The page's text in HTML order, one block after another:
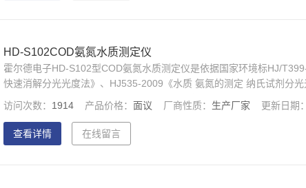
HD-S102COD氨氮水质测定仪
霍尔德电子HD-S102型COD氨氮水质测定仪是依据国家环境标HJ/
快速消解分光光度法》、HJ535-2009《水质 氨氮的测定 纳氏试剂分
测定水体中COD、氨氮浓度指标。仪器配备高清晰度彩色液晶触摸显
文显示界面，中英文键盘，人性化操作，使用更简单；搭配6孔智能消
访问次数： 1914 产品价格：面议 厂商性质： 生产厂家 更新日期：
查看详情 在线留言